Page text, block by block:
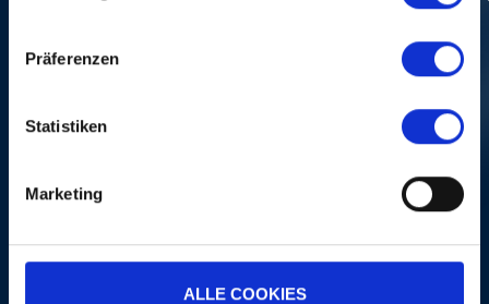
Präferenzen
Statistiken
Marketing
ALLE COOKIES